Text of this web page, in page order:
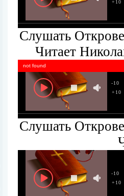
+10
Слушать
Читает
+10
-10
not found
Слушать
+10
-10